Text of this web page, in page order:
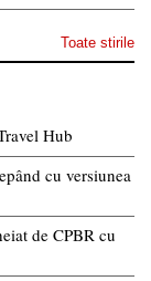
Toate stirile
Hub
cu versiunea
de CPBR cu